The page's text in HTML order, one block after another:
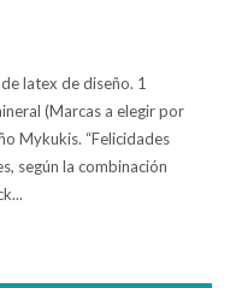
latex de diseño. 1
(Marcas a elegir por
Mykukis. “Felicidades
según la combinación